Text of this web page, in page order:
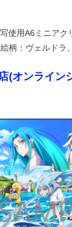
使用A6ミニアク
絵柄：ヴェルドラ
(オンライン